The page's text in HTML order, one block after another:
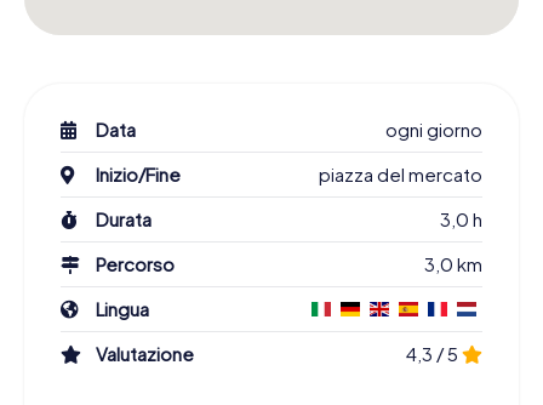
Data
ogni giorno
Inizio/Fine
piazza del mercato
Durata
3,0 h
Percorso
3,0 km
Lingua
Valutazione
4,3 / 5